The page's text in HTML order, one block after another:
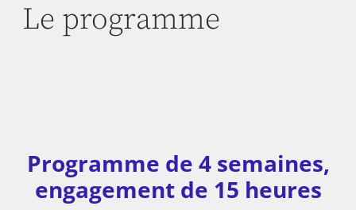
Le programme
Programme de 4 semaines,
engagement de 15 heures